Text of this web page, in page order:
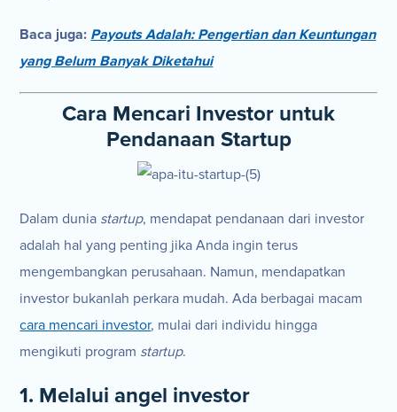
Baca juga: Payouts Adalah: Pengertian dan Keuntungan
yang Belum Banyak Diketahui
Cara Mencari Investor untuk
Pendanaan Startup
Dalam dunia startup, mendapat pendanaan dari investor
adalah hal yang penting jika Anda ingin terus
mengembangkan perusahaan. Namun, mendapatkan
investor bukanlah perkara mudah. Ada berbagai macam
cara mencari investor, mulai dari individu hingga
mengikuti program startup.
1. Melalui angel investor